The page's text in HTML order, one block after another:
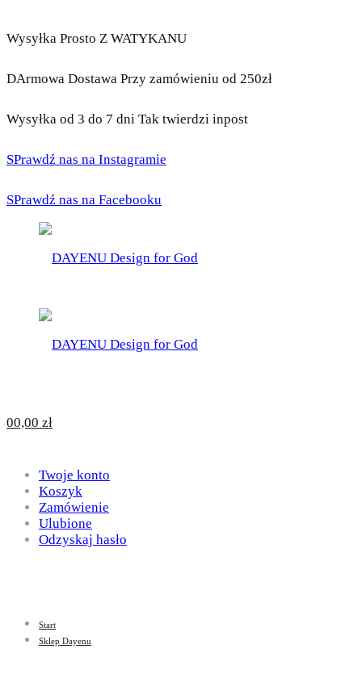
Wysyłka Prosto Z WATYKANU
DArmowa Dostawa Przy zamówieniu od 250zł
Wysyłka od 3 do 7 dni Tak twierdzi inpost
SPrawdź nas na Instagramie
SPrawdź nas na Facebooku
for
God
DAYENU
Design
God
00,00 zł
Twoje konto
Koszyk
Zamówienie
Ulubione
Odzyskaj hasło
Start
Sklep Dayenu